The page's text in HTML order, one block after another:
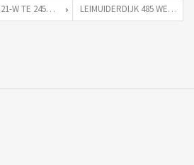
KERKLAAN 21-W TE 2451 VX LEIMUIDEN LEIMUIDERDIJK 485 WETERINGBRUG-41